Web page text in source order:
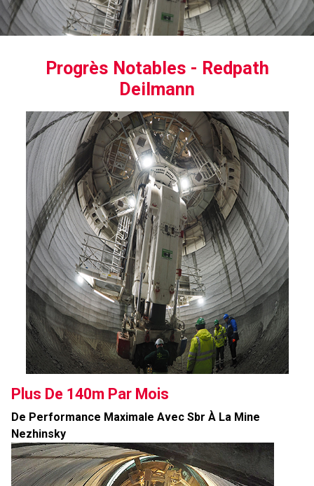
Progrès Notables - Redpath
Deilmann
Plus De 140m Par Mois
De Performance Maximale Avec Sbr À La Mine
Nezhinsky